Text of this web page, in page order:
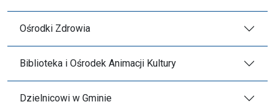
Ośrodki Zdrowia
Biblioteka i Ośrodek Animacji Kultury
Dzielnicowi w Gminie